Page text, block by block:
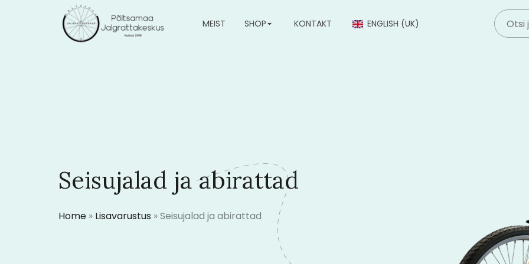
MEIST SHOP KONTAKT ENGLISH (UK)
Seisujalad ja abirattad
Home » Lisavarustus »Seisujalad ja abirattad